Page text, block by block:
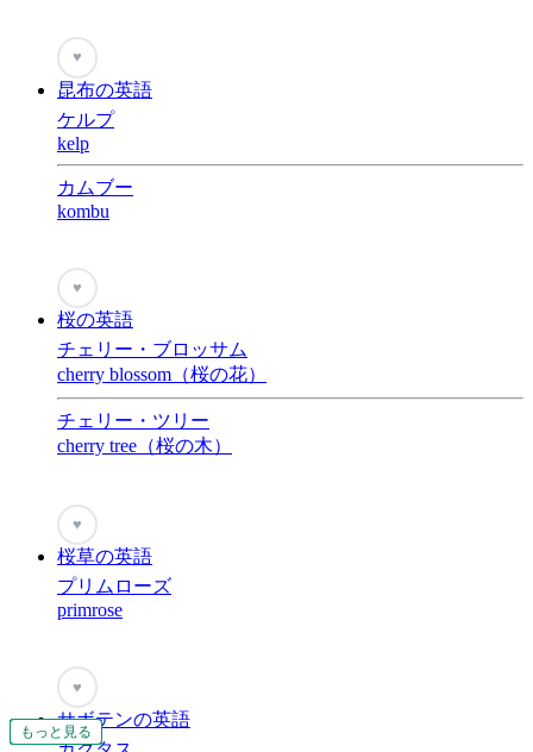
もっと見る
もっと見る
もっと見る
もっと見る
もっと見る
もっと見る
もっと見る
もっと見る
もっと見る
もっと見る
もっと見る
もっと見る
もっと見る
もっと見る
もっと見る
もっと見る
もっと見る
もっと見る
もっと見る
もっと見る
もっと見る
もっと見る
もっと見る
もっと見る
もっと見る
もっと見る
もっと見る
もっと見る
もっと見る
もっと見る
もっと見る
もっと見る
もっと見る
もっと見る
もっと見る
もっと見る
もっと見る
♥
昆布の英語
ケルプ
kelp
カムブー
kombu
もっと見る
♥
桜の英語
チェリー・ブロッサム
cherry blossom（桜の花）
チェリー・ツリー
cherry tree（桜の木）
♥
桜草の英語
プリムローズ
primrose
♥
サボテンの英語
もっと見る
もっと見る
もっと見る
もっと見る
もっと見る
もっと見る
もっと見る
もっと見る
もっと見る
もっと見る
もっと見る
もっと見る
もっと見る
もっと見る
もっと見る
もっと見る
もっと見る
もっと見る
もっと見る
もっと見る
もっと見る
もっと見る
もっと見る
もっと見る
もっと見る
もっと見る
もっと見る
もっと見る
もっと見る
もっと見る
もっと見る
もっと見る
もっと見る
もっと見る
もっと見る
もっと見る
もっと見る
もっと見る
もっと見る
もっと見る
もっと見る
もっと見る
もっと見る
もっと見る
もっと見る
もっと見る
もっと見る
もっと見る
もっと見る
もっと見る
もっと見る
もっと見る
もっと見る